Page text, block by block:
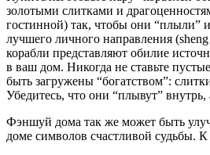
золотыми слитками и
гостинной) так, чтобы они “плыли”
лучшего личного направления
корабли представляют обилие
в ваш дом. Никогда не ставьте
быть загружены “богатством”:
Убедитесь, что они “плывут”
Фэншуй дома так же может быть
доме символов счастливой судьбы. К